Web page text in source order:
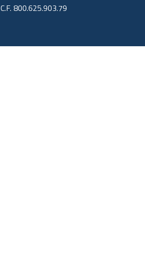
C.F. 800.625.903.79